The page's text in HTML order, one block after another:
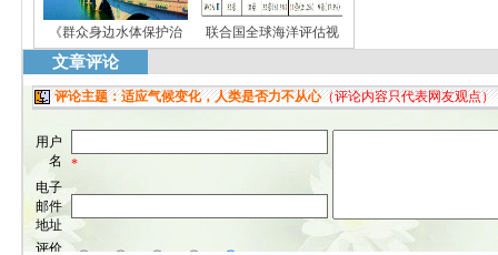
《群众身边水体保护治 联合国全球海洋评估视
文章评论